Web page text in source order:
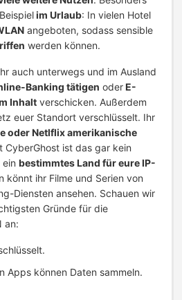
im Urlaub: In vielen Hotel
angeboten, sodass sensible
werden können.
auch unterwegs und im Ausland
Banking tätigen oderE-
Inhalt verschicken. Außerdem
euer Standort verschlüsselt. Ihr
oder Netlflix amerikanische
CyberGhost ist das gar kein
ein bestimmtes Land für eure IP-
könnt ihr Filme und Serien von
Diensten ansehen. Schauen wir
Gründe für die
an:
Apps können Daten sammeln.